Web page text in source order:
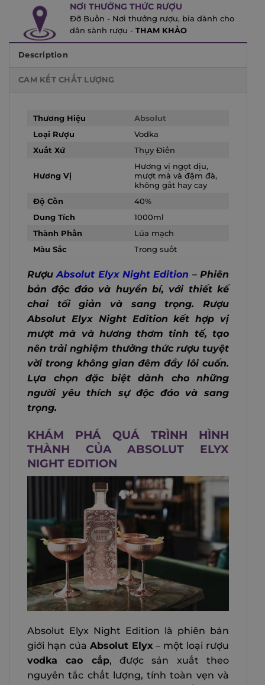
NƠI THƯỞNG THỨC RƯỢU
Đỡ Buồn - Nơi thưởng rượu, bia dành cho
dân sành rượu - THAM KHẢO
Description
CAM KẾT CHẤT LƯỢNG
Thương Hiệu
Absolut
Loại Rượu
Vodka
Xuất Xứ
Thụy Điển
Hương Vị
Hương vị ngọt dịu,
mượt mà và đậm đà,
không gắt hay cay
Độ Cồn
40%
Dung Tích
1000ml
Thành Phần
Lúa mạch
Màu Sắc
Trong suốt
RượuAbsolut Elyx Night Edition – Phiên
bản độc đáo và huyền bí, với thiết kế
chai tối giản và sang trọng. Rượu
Absolut Elyx Night Edition kết hợp vị
mượt mà và hương thơm tinh tế, tạo
nên trải nghiệm thưởng thức rượu tuyệt
vời trong không gian đêm đầy lôi cuốn.
Lựa chọn đặc biệt dành cho những
người yêu thích sự độc đáo và sang
trọng.
KHÁM PHÁ QUÁ TRÌNH HÌNH
THÀNH CỦA ABSOLUT ELYX
NIGHT EDITION
Absolut Elyx Night Edition là phiên bản
giới hạn của Absolut Elyx – một loại rượu
vodka cao cấp, được sản xuất theo
nguyên tắc chất lượng, tính toàn vẹn và